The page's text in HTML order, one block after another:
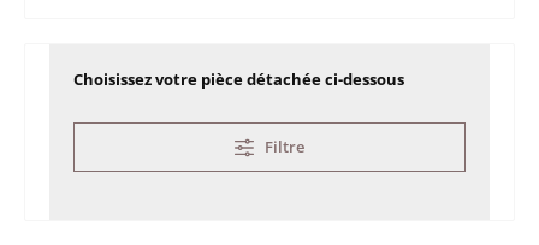
Choisissez votre pièce détachée ci-dessous
Filtre